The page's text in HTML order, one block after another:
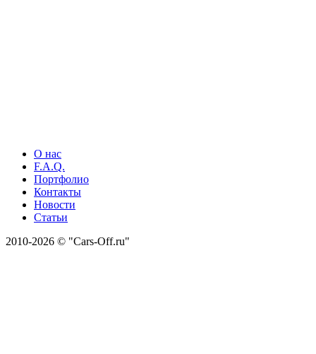
О нас
F.A.Q.
Портфолио
Контакты
Новости
Статьи
2010-2026 © "Cars-Off.ru"